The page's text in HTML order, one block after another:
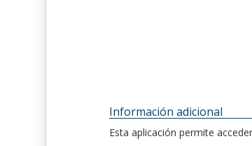
Información adicional
Esta aplicación permite